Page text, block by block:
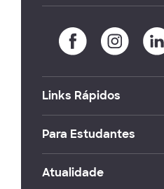
Links Rápidos
Para Estudantes
Atualidade